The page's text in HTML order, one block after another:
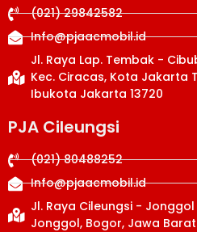
(021) 29842582
Info@pjaacmobil.id
Jl. Raya Lap. Tembak -
Kec. Ciracas, Kota Jakarta
Ibukota Jakarta 13720
PJA Cileungsi
(021) 80488252
Info@pjaacmobil.id
Jl. Raya Cileungsi - Jonggol
Jonggol, Bogor, Jawa Barat